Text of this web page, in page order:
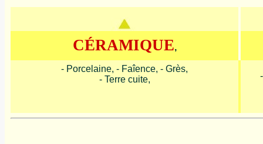
CÉRAMIQUE,
- Porcelaine, - Faîence, - Grès,
- Terre cuite,